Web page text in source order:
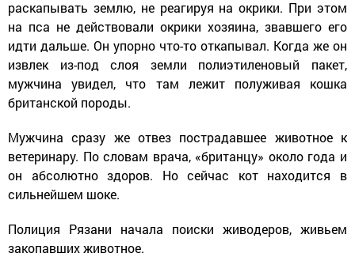
раскапывать землю, не реагируя на окрики. При этом
на пса не действовали окрики хозяина, звавшего его
идти дальше. Он упорно что-то откапывал. Когда же он
извлек из-под слоя земли полиэтиленовый пакет,
мужчина увидел, что там лежит полуживая кошка
британской породы.
Мужчина сразу же отвез пострадавшее животное к
ветеринару. По словам врача, «британцу» около года и
он абсолютно здоров. Но сейчас кот находится в
сильнейшем шоке.
Полиция Рязани начала поиски живодеров, живьем
закопавших животное.